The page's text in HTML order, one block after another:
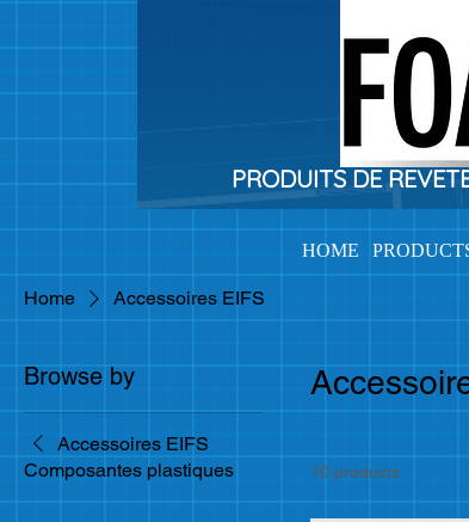
PRODUITS DE
HOME
Home Accessoires EIFS
Browse by
Accessoires EIFS
Composantes plastiques
10 products